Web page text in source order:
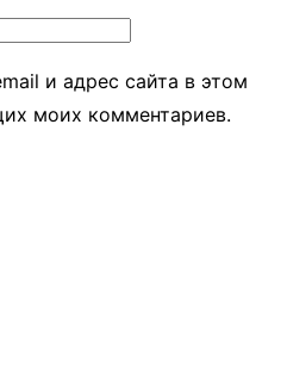
и адрес сайта в этом
моих комментариев.